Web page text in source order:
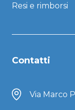
Resi e rimborsi
Contatti
Via Marco